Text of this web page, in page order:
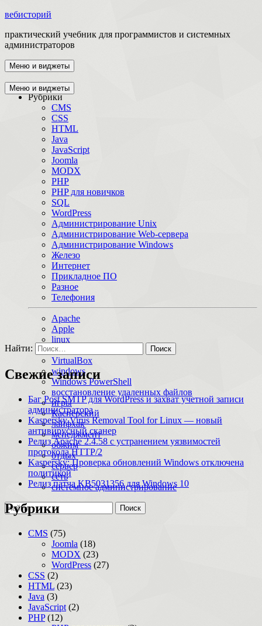
вебисторий
практический учебник для программистов и системных
администраторов
Меню и виджеты
Главная
Рубрики
CMS
CSS
HTML
Java
JavaScript
Joomla
MODX
PHP
PHP для новичков
SQL
WordPress
Администрирование Unix
Администрирование Web-сервера
Администрирование Windows
Железо
Интернет
Прикладное ПО
Разное
Телефония
Apache
Apple
linux
macOS
VirtualBox
windows
Windows PowerShell
восстановление удаленных файлов
игры
Касперский
лайфхак
менеджмент
обжим
отдых
сервер
сеть
системное администрирование
Поиск
Меню и виджеты
Найти:
Свежие записи
Баг Post SMTP для WordPress и захват учетной записи
администратора
Kaspersky Virus Removal Tool for Linux — новый
антивирусный сканер
Релиз Apache 2.4.58 с устранением уязвимостей
протокола HTTP/2
Kaspersky: Проверка обновлений Windows отключена
политикой
Релиз патча KB5031356 для Windows 10
Рубрики
CMS (75)
Joomla (18)
MODX (23)
WordPress (27)
CSS (2)
HTML (23)
Java (3)
JavaScript (2)
PHP(12)